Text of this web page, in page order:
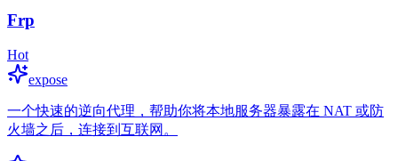
Frp
Hot
expose
一个快速的逆向代理，帮助你将本地服务器暴露在 NAT 或防
火墙之后，连接到互联网。